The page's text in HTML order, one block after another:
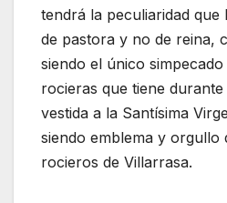
tendrá la peculiaridad que
de pastora y no de reina,
siendo el único simpecado
rocieras que tiene
vestida a la Santísima
siendo emblema y orgullo
rocieros de Villarrasa.